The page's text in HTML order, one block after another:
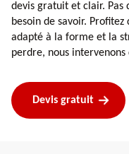
devis gratuit et clair. Pas
besoin de savoir.
adapté à la forme et la
perdre, nous intervenons
Devis gratuit